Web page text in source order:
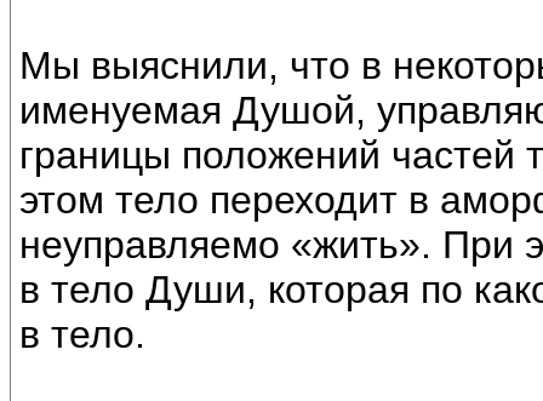
Мы выяснили, что в
именуемая Душой,
границы положений частей
этом тело переходит в
неуправляемо «жить». При
в тело Души, которая по
в тело.